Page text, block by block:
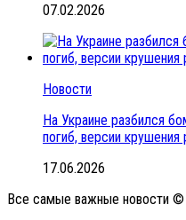
07.02.2026
Новости
На Украине разбился
погиб, версии
17.06.2026
Все самые важные новости